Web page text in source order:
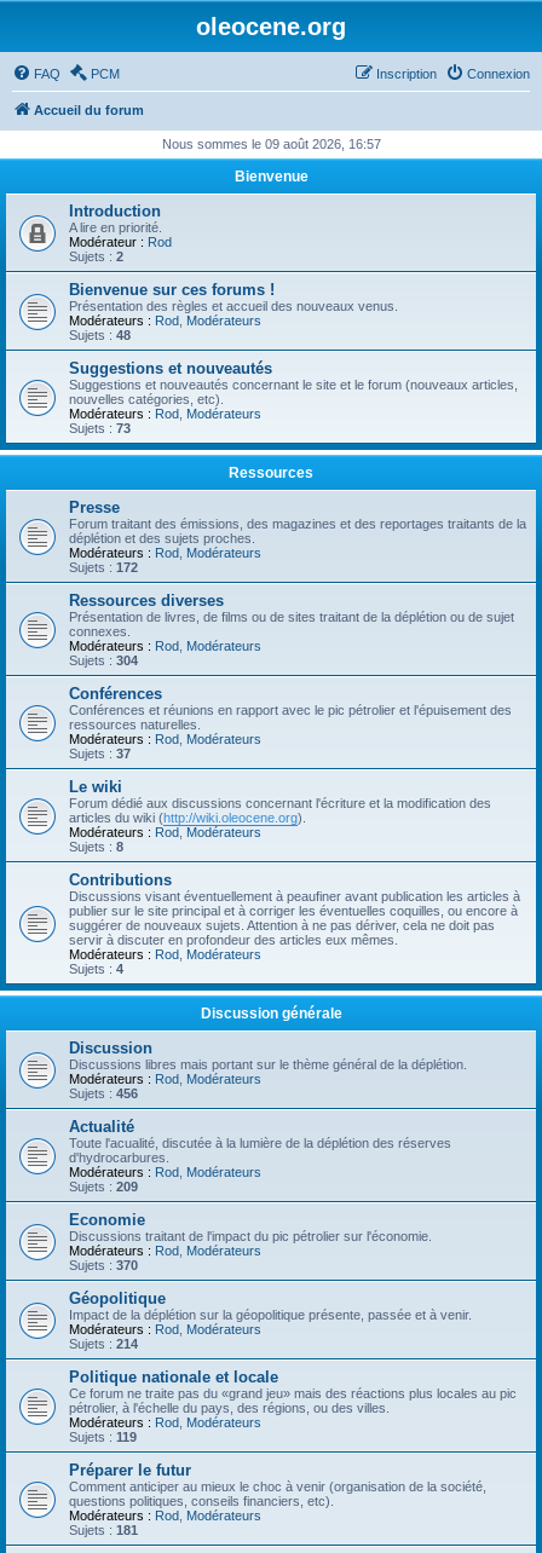
oleocene.org
FAQ PCM Connexion
Inscription
Accueil du forum
Nous sommes le 09 août 2026, 16:57
Bienvenue
Introduction
A lire en priorité.
Modérateur : Rod
Sujets : 2
Bienvenue sur ces forums !
Présentation des règles et accueil des nouveaux venus.
Modérateurs : Rod Modérateurs
Sujets : 48
Suggestions et nouveautés
Suggestions et nouveautés concernant le site et le forum (nouveaux articles,
nouvelles catégories, etc).
Modérateurs : Rod Modérateurs
Sujets : 73
Ressources
Presse
Forum traitant des émissions, des magazines et des reportages traitants de la
déplétion et des sujets proches.
Modérateurs : Rod Modérateurs
Sujets : 172
Ressources diverses
Présentation de livres, de films ou de sites traitant de la déplétion ou de sujet
connexes.
Modérateurs : Rod Modérateurs
Sujets : 304
Conférences
Conférences et réunions en rapport avec le pic pétrolier et l'épuisement des
ressources naturelles.
Modérateurs : Rod Modérateurs
Sujets : 37
Le wiki
Forum dédié aux discussions concernant l'écriture et la modification des
articles du wiki (http://wiki.oleocene.org).
Modérateurs : Rod Modérateurs
Sujets : 8
Contributions
Discussions visant éventuellement à peaufiner avant publication les articles à
publier sur le site principal et à corriger les éventuelles coquilles, ou encore à
suggérer de nouveaux sujets. Attention à ne pas dériver, cela ne doit pas
servir à discuter en profondeur des articles eux mêmes.
Modérateurs : Rod Modérateurs
Sujets : 4
Discussion générale
Discussion
Discussions libres mais portant sur le thème général de la déplétion.
Modérateurs : Rod Modérateurs
Sujets : 456
Actualité
Toute l'acualité, discutée à la lumière de la déplétion des réserves
d'hydrocarbures.
Modérateurs : Rod Modérateurs
Sujets : 209
Economie
Discussions traitant de l'impact du pic pétrolier sur l'économie.
Modérateurs : Rod Modérateurs
Sujets : 370
Géopolitique
Impact de la déplétion sur la géopolitique présente, passée et à venir.
Modérateurs : Rod Modérateurs
Sujets : 214
Politique nationale et locale
Ce forum ne traite pas du «grand jeu» mais des réactions plus locales au pic
pétrolier, à l'échelle du pays, des régions, ou des villes.
Modérateurs : Rod Modérateurs
Sujets : 119
Préparer le futur
Comment anticiper au mieux le choc à venir (organisation de la société,
questions politiques, conseils financiers, etc).
Modérateurs : Rod Modérateurs
Sujets : 181